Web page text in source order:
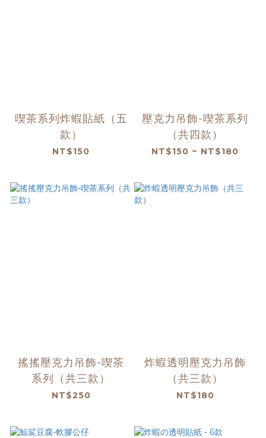
喫茶系列炸蝦貼紙（五
款）
NT$150
壓克力吊飾-喫茶系列
（共四款）
NT$150 ~ NT$180
搖搖壓克力吊飾-喫茶
系列（共三款）
NT$250
炸蝦透明壓克力吊飾
（共三款）
NT$180